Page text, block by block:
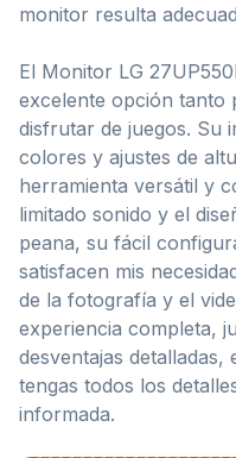
monitor resulta
El Monitor LG
excelente opción tanto
disfrutar de juegos. Su
colores y ajustes de
herramienta versátil y
limitado sonido y el
peana, su fácil
satisfacen mis
de la fotografía y el
experiencia completa,
desventajas
tengas todos los
informada.